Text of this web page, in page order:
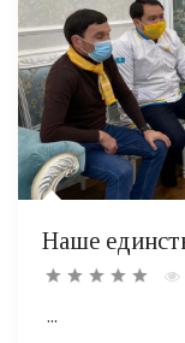
Наше
...